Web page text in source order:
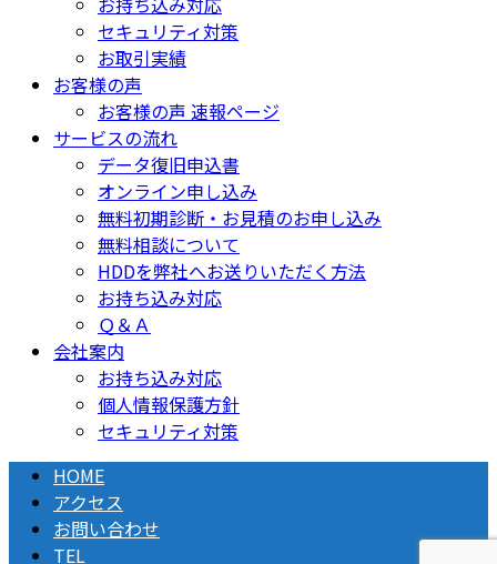
セキュリティ対策
お取引実績
お客様の声
お客様の声 速報ページ
サービスの流れ
データ復旧申込書
オンライン申し込み
無料初期診断・お見積のお申し込み
無料相談について
HDDを弊社へお送りいただく方法
お持ち込み対応
Ｑ＆Ａ
会社案内
お持ち込み対応
個人情報保護方針
セキュリティ対策
HOME
アクセス
お問い合わせ
TEL